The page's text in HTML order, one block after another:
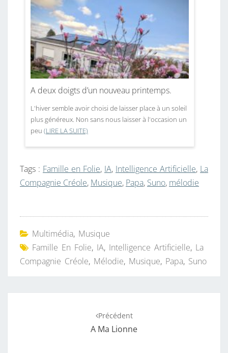
A deux doigts d’un nouveau printemps.
L'hiver semble avoir choisi de laisser place à un soleil
plus généreux. Non sans nous laisser à l'occasion un
peu (LIRE LA SUITE)
Tags : Famille en Folie, IA, Intelligence Artificielle, La
Compagnie Créole, Musique, Papa, Suno, mélodie
Multimédia, Musique
Famille En Folie, IA, Intelligence Artificielle, La
Compagnie Créole, Mélodie, Musique, Papa, Suno
Précédent
A Ma Lionne